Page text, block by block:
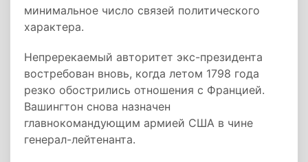
минимальное число связей политического
характера.
Непререкаемый авторитет экс-президента
востребован вновь, когда летом 1798 года
резко обострились отношения с Францией.
Вашингтон снова назначен
главнокомандующим армией США в чине
генерал-лейтенанта.